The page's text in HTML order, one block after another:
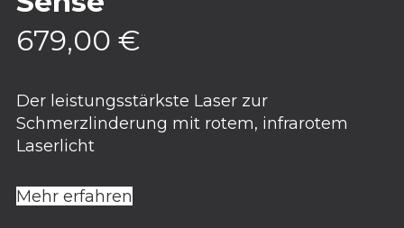
679,00 €
Der leistungsstärkste Laser zur
Schmerzlinderung mit rotem, infrarotem
Laserlicht
Mehr erfahren